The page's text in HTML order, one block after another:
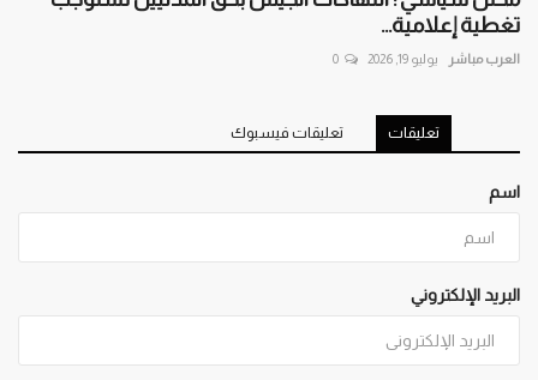
تغطية إعلامية...
العرب مباشر يوليو 19, 2026 0
تعليقات تعليقات فيسبوك
اسم
البريد الإلكتروني